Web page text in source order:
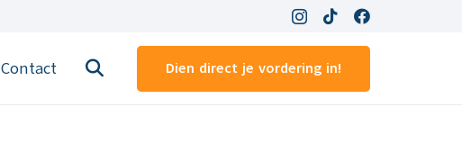
Contact Dien direct je vordering in!